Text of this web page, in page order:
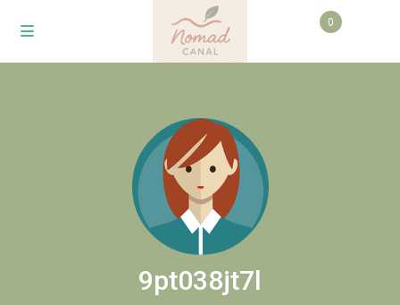
0
9pt038jt7l